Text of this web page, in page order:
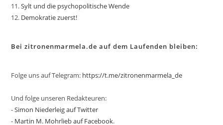
Sylt und die psychopolitische Wende
Demokratie zuerst!
Bei zitronenmarmela.de auf dem Laufenden bleiben:
Folge uns auf Telegram: https://t.me/zitronenmarmela_de
Und folge unseren Redakteuren:
-Simon Niederleig auf Twitter
- Martin M. Mohrlieb auf Facebook.